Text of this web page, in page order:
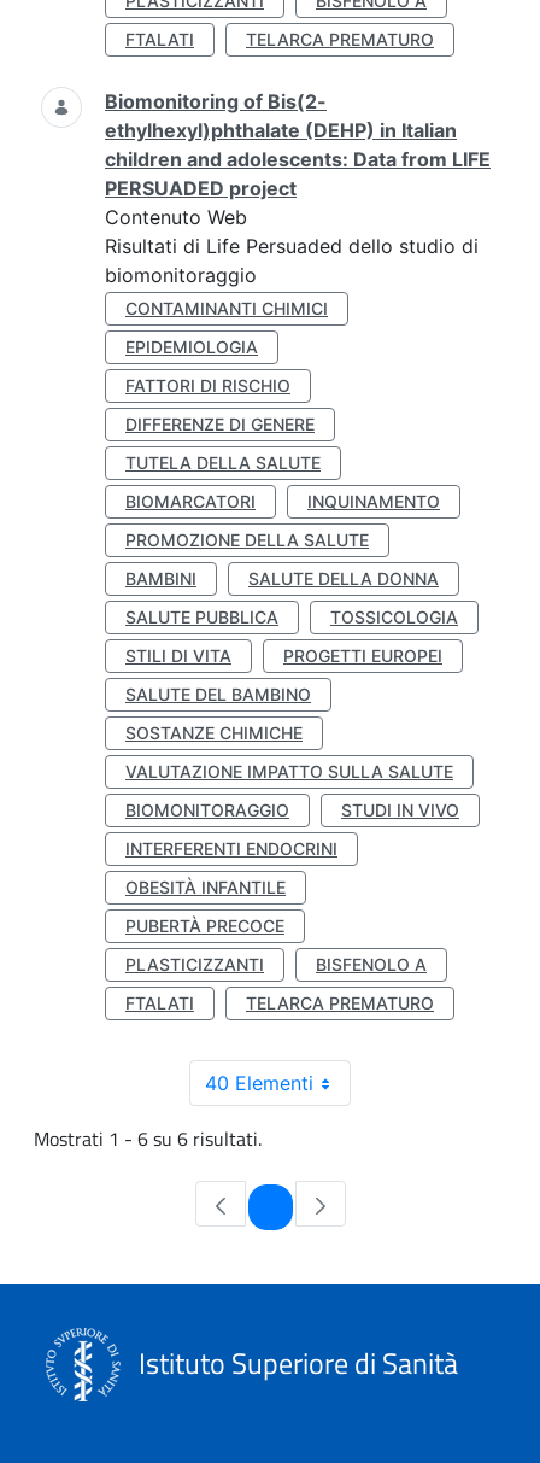
FTALATI
TELARCA PREMATURO
Biomonitoring of Bis(2-
ethylhexyl)phthalate (DEHP) in Italian
children and adolescents: Data from LIFE
PERSUADED project
Contenuto Web
Risultati di Life Persuaded dello studio di
biomonitoraggio
CONTAMINANTI CHIMICI
EPIDEMIOLOGIA
FATTORI DI RISCHIO
DIFFERENZE DI GENERE
TUTELA DELLA SALUTE
BIOMARCATORI
INQUINAMENTO
PROMOZIONE DELLA SALUTE
BAMBINI
SALUTE DELLA DONNA
SALUTE PUBBLICA
TOSSICOLOGIA
STILI DI VITA
PROGETTI EUROPEI
SALUTE DEL BAMBINO
SOSTANZE CHIMICHE
VALUTAZIONE IMPATTO SULLA SALUTE
BIOMONITORAGGIO
STUDI IN VIVO
INTERFERENTI ENDOCRINI
OBESITÀ INFANTILE
PUBERTÀ PRECOCE
PLASTICIZZANTI
BISFENOLO A
FTALATI
TELARCA PREMATURO
40 Elementi
Mostrati 1 - 6 su 6 risultati.
Pagina
Istituto Superiore di Sanità